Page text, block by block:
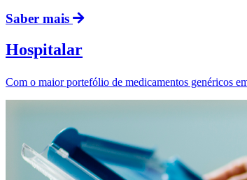
Saber mais
Hospitalar
Com o maior portefólio de medicamentos genéricos